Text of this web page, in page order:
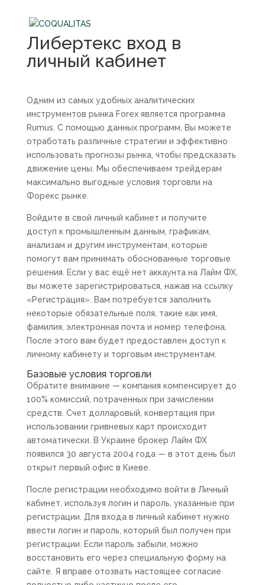
Либертекс вход в
личный кабинет
Одним из самых удобных аналитических
инструментов рынка Forex является программа
Rumus. С помощью данных программ, Вы можете
отработать различные стратегии и эффективно
использовать прогнозы рынка, чтобы предсказать
движение цены. Мы обеспечиваем трейдерам
максимально выгодные условия торговли на
Форекс рынке.
Войдите в свой личный кабинет и получите
доступ к промышленным данным, графикам,
анализам и другим инструментам, которые
помогут вам принимать обоснованные торговые
решения. Если у вас ещё нет аккаунта на Лайм ФХ,
вы можете зарегистрироваться, нажав на ссылку
«Регистрация». Вам потребуется заполнить
некоторые обязательные поля, такие как имя,
фамилия, электронная почта и номер телефона.
После этого вам будет предоставлен доступ к
личному кабинету и торговым инструментам.
Базовые условия торговли
Обратите внимание — компания компенсирует до
100% комиссий, потраченных при зачислении
средств. Счет долларовый, конвертация при
использовании гривневых карт происходит
автоматически. В Украине брокер Лайм ФХ
появился 30 августа 2004 года — в этот день был
открыт первый офис в Киеве.
После регистрации необходимо войти в Личный
кабинет, используя логин и пароль, указанные при
регистрации. Для входа в личный кабинет нужно
ввести логин и пароль, который был получен при
регистрации. Если пароль забыли, можно
восстановить его через специальную форму на
сайте. Я вправе отозвать настоящее согласие